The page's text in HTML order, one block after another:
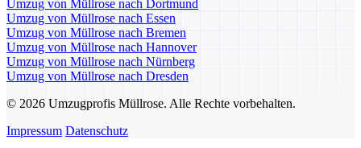
Umzug von Müllrose nach Dortmund
Umzug von Müllrose nach Essen
Umzug von Müllrose nach Bremen
Umzug von Müllrose nach Hannover
Umzug von Müllrose nach Nürnberg
Umzug von Müllrose nach Dresden
© 2026 Umzugprofis Müllrose. Alle Rechte vorbehalten.
Impressum Datenschutz